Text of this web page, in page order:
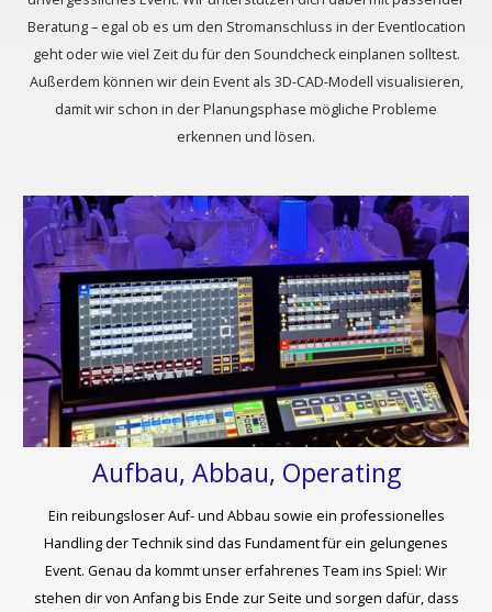
Beratung – egal ob es um den Stromanschluss in der Eventlocation
geht oder wie viel Zeit du für den Soundcheck einplanen solltest.
​Außerdem können wir dein Event als 3D-CAD-Modell visualisieren,
damit wir schon in der Planungsphase mögliche Probleme
erkennen und lösen.
Aufbau, Abbau, Operating​
Ein reibungsloser Auf- und Abbau sowie ein professionelles
Handling der Technik sind das Fundament für ein gelungenes
Event. Genau da kommt unser erfahrenes Team ins Spiel: Wir
stehen dir von Anfang bis Ende zur Seite und sorgen dafür, dass